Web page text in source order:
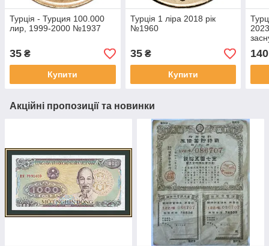
Турція - Турция 100.000
лир, 1999-2000 №1937
35 ₴
Купити
Турція 1 ліра 2018 рік
№1960
35₴
Купити
140
Акційні пропозиції та новинки